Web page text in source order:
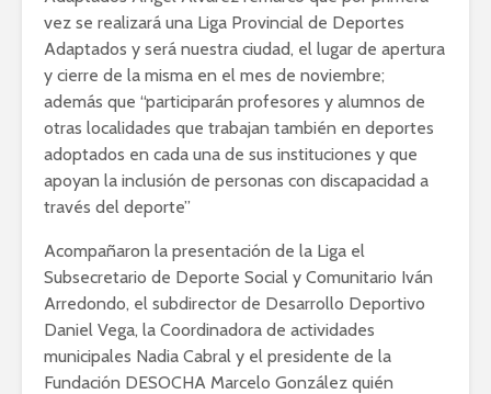
vez se realizará una Liga Provincial de Deportes
Adaptados y será nuestra ciudad, el lugar de apertura
y cierre de la misma en el mes de noviembre;
además que “participarán profesores y alumnos de
otras localidades que trabajan también en deportes
adoptados en cada una de sus instituciones y que
apoyan la inclusión de personas con discapacidad a
través del deporte”
Acompañaron la presentación de la Liga el
Subsecretario de Deporte Social y Comunitario Iván
Arredondo, el subdirector de Desarrollo Deportivo
Daniel Vega, la Coordinadora de actividades
municipales Nadia Cabral y el presidente de la
Fundación DESOCHA Marcelo González quién